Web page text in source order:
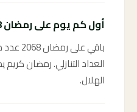
أول كم يوم على رمضان 2068؟
باقي
الهلال.